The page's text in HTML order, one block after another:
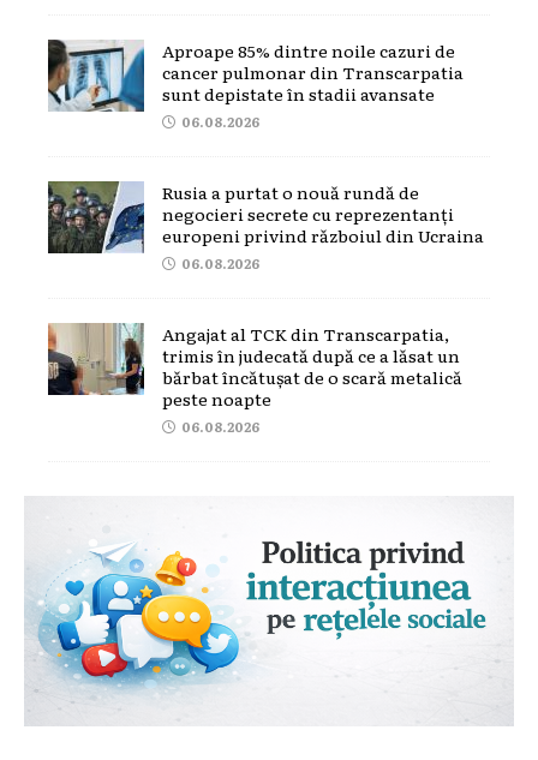
Aproape 85% dintre noile cazuri de
cancer pulmonar din Transcarpatia
sunt depistate în stadii avansate
06.08.2026
Rusia a purtat o nouă rundă de
negocieri secrete cu reprezentanți
europeni privind războiul din Ucraina
06.08.2026
Angajat al TCK din Transcarpatia,
trimis în judecată după ce a lăsat un
bărbat încătușat de o scară metalică
peste noapte
06.08.2026